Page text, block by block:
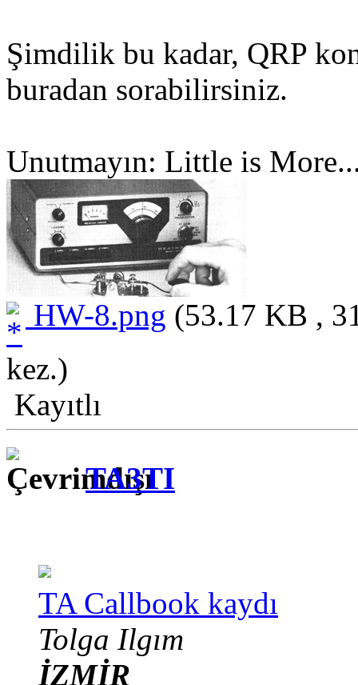
Şimdilik bu kadar, QRP
buradan sorabilirsiniz.
Unutmayın: Little is
HW-8.png (53.17 KB ,
kez.)
Kayıtlı
TA3TI
TA Callbook kaydı
Tolga Ilgım
İZMİR